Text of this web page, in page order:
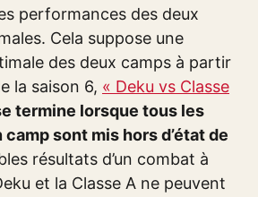
performances des deux
Cela suppose une
des deux camps à partir
la saison 6, « Deku vs Classe
termine lorsque tous les
camp sont mis hors d’état de
résultats d’un combat à
et la Classe A ne peuvent